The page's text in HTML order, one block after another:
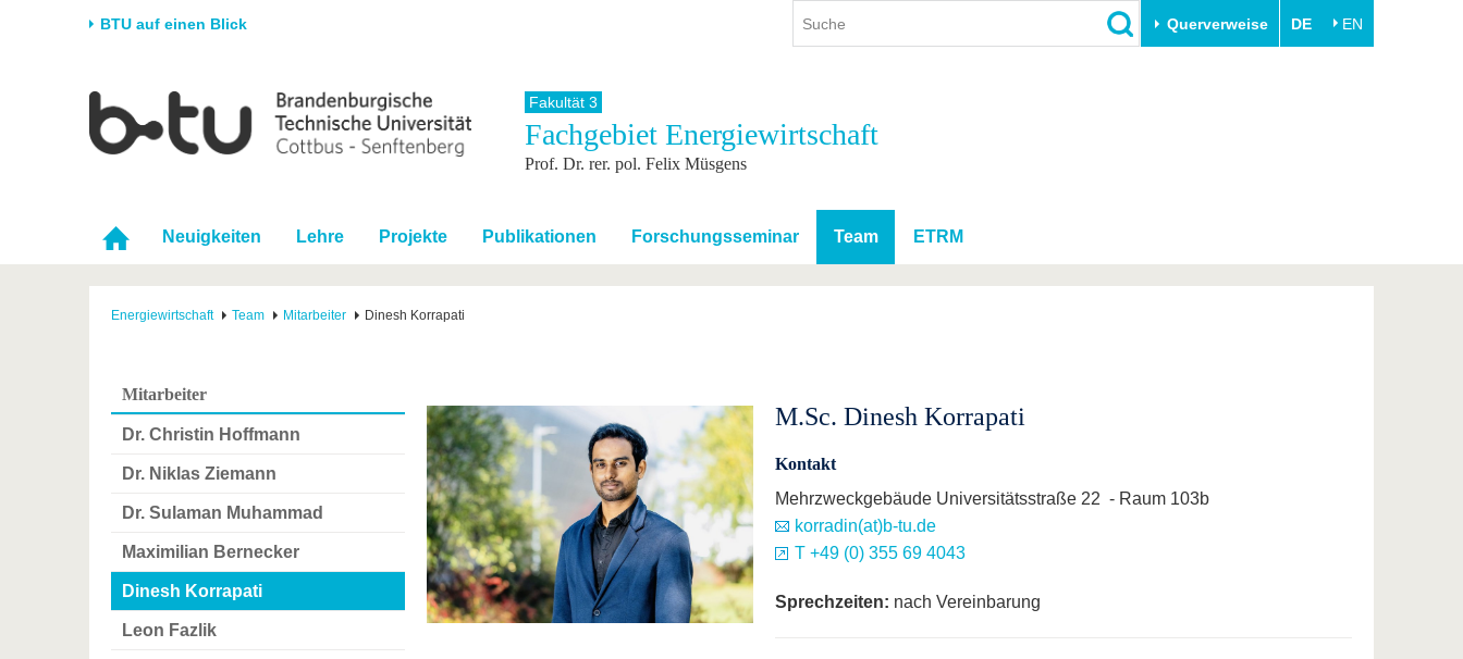
BTU auf einen Blick Querverweise DE EN
Universität
Karriere & Engagement
Partnerschaften &
Strukturwandel
Forschung
Förderung
Wissenschaftlicher
Nachwuchs
Studium
Studienangebot
Im Studium
Nach dem Studium
International
Internationales Profil
Mit der BTU ins Ausland
Für internationale
Studierende
Weiterbildung
Innovative Transferprojekte
BTU & Region erleben
Fakultät 3
Fachgebiet Energiewirtschaft
Prof. Dr. rer. pol. Felix Müsgens
Neuigkeiten Lehre Projekte Publikationen Forschungsseminar Team ETRM
Energiewirtschaft Team Mitarbeiter Dinesh Korrapati
Mitarbeiter
Dr. Christin Hoffmann
Dr. Niklas Ziemann
Dr. Sulaman Muhammad
Maximilian Bernecker
Dinesh Korrapati
Leon Fazlik
M.Sc. Dinesh Korrapati
Kontakt
Mehrzweckgebäude Universitätsstraße 22 - Raum 103b
korradin(at)b-tu.de
T +49 (0) 355 69 4043
Sprechzeiten: nach Vereinbarung